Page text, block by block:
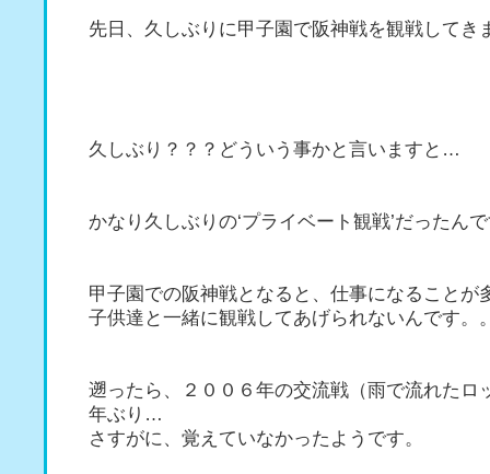
先日、久しぶりに甲子園で阪神戦を観戦してき
久しぶり？？？どういう事かと言いますと…
かなり久しぶりの‘プライベート観戦’だったん
甲子園での阪神戦となると、仕事になることが
子供達と一緒に観戦してあげられないんです。
遡ったら、２００６年の交流戦（雨で流れたロ
年ぶり…
さすがに、覚えていなかったようです。